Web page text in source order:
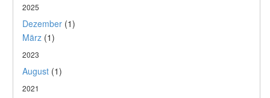
2025
Dezember (1)
März (1)
2023
August (1)
2021